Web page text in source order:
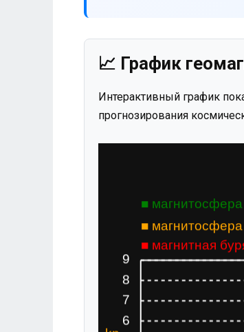
📈 График
Интерактивный график
прогнозирования